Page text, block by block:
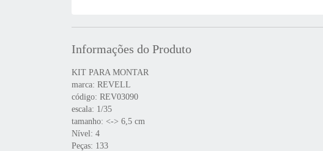
Informações do Produto
KIT PARA MONTAR
marca: REVELL
código: REV03090
escala: 1/35
tamanho: <-> 6,5 cm
Nível: 4
Peças: 133